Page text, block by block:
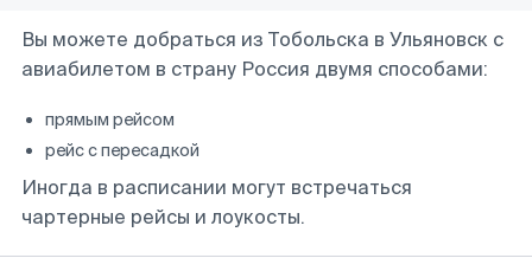
Вы можете добраться из Тобольска в Ульяновск с
авиабилетом в страну Россия двумя способами:
прямым рейсом
рейс с пересадкой
Иногда в расписании могут встречаться
чартерные рейсы и лоукосты.